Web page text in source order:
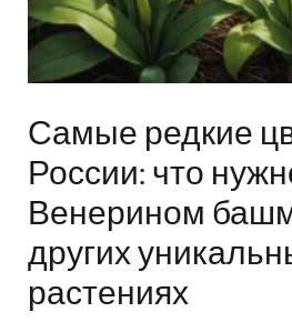
Самые редкие
России: что
Венерином
других
растениях